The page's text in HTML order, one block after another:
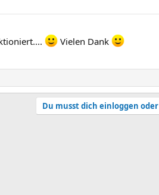
Vielen Dank
Du musst dich einloggen